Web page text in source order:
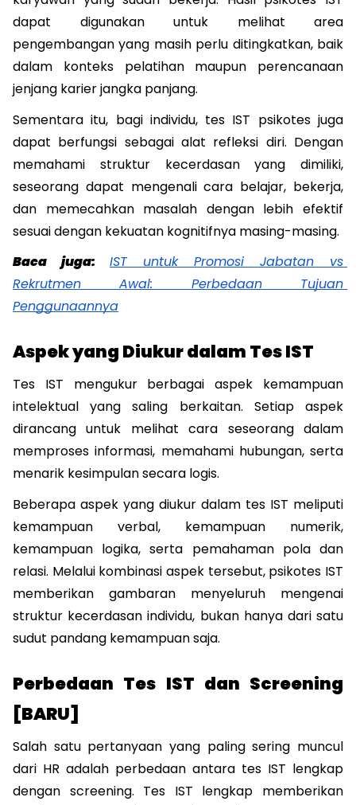
dapat digunakan untuk melihat area
pengembangan yang masih perlu ditingkatkan, baik
dalam konteks pelatihan maupun perencanaan
jenjang karier jangka panjang.
Sementara itu, bagi individu, tes IST psikotes juga
dapat berfungsi sebagai alat refleksi diri. Dengan
memahami struktur kecerdasan yang dimiliki,
seseorang dapat mengenali cara belajar, bekerja,
dan memecahkan masalah dengan lebih efektif
sesuai dengan kekuatan kognitifnya masing-masing.
Baca juga: IST untuk Promosi Jabatan vs
Rekrutmen Awal: Perbedaan Tujuan
Penggunaannya
Aspek yang Diukur dalam Tes IST
Tes IST mengukur berbagai aspek kemampuan
intelektual yang saling berkaitan. Setiap aspek
dirancang untuk melihat cara seseorang dalam
memproses informasi, memahami hubungan, serta
menarik kesimpulan secara logis.
Beberapa aspek yang diukur dalam tes IST meliputi
kemampuan verbal, kemampuan numerik,
kemampuan logika, serta pemahaman pola dan
relasi. Melalui kombinasi aspek tersebut, psikotes IST
memberikan gambaran menyeluruh mengenai
struktur kecerdasan individu, bukan hanya dari satu
sudut pandang kemampuan saja.
Perbedaan Tes IST dan Screening
[BARU]
Salah satu pertanyaan yang paling sering muncul
dari HR adalah perbedaan antara tes IST lengkap
dengan screening. Tes IST lengkap memberikan